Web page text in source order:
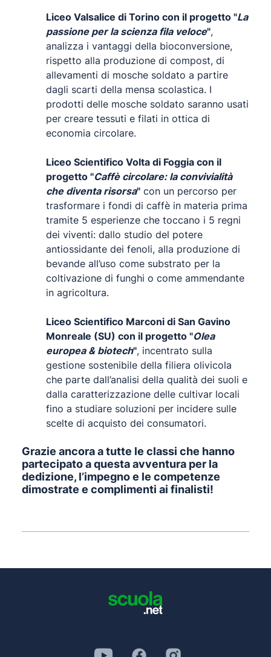
Liceo Valsalice di Torino con il progetto "La
passione per la scienza fila veloce",
analizza i vantaggi della bioconversione,
rispetto alla produzione di compost, di
allevamenti di mosche soldato a partire
dagli scarti della mensa scolastica. I
prodotti delle mosche soldato saranno usati
per creare tessuti e filati in ottica di
economia circolare.
Liceo Scientifico Volta di Foggia con il
progetto "Caffè circolare: la convivialità
che diventa risorsa" con un percorso per
trasformare i fondi di caffè in materia prima
tramite 5 esperienze che toccano i 5 regni
dei viventi: dallo studio del potere
antiossidante dei fenoli, alla produzione di
bevande all’uso come substrato per la
coltivazione di funghi o come ammendante
in agricoltura.
Liceo Scientifico Marconi di San Gavino
Monreale (SU) con il progetto "Olea
europea & biotech", incentrato sulla
gestione sostenibile della filiera olivicola
che parte dall’analisi della qualità dei suoli e
dalla caratterizzazione delle cultivar locali
fino a studiare soluzioni per incidere sulle
scelte di acquisto dei consumatori.
Grazie ancora a tutte le classi che hanno
partecipato a questa avventura per la
dedizione, l’impegno e le competenze
dimostrate e complimenti ai finalisti!